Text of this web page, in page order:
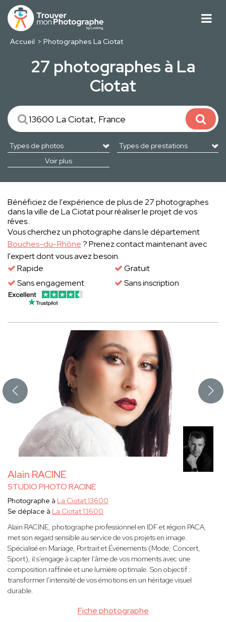
Accueil Photographes La Ciotat
27 photographes à La
Ciotat
Voir plus
Bénéficiez de l'expérience de plus de 27 photographes
dans la ville de La Ciotat pour réaliser le projet de vos
rêves..
Vous cherchez un photographe dans le département
Bouches-du-Rhône? Prenez contact maintenant avec
l'expert dont vous avez besoin.
Rapide
Gratuit
Sans engagement
Sans inscription
Alain RACINE
STUDIO PHOTO RACINE
Fiche photographe
Photographe à La Ciotat 13600
Se déplace à La Ciotat 13600
Alain RACINE, photographe professionnel en IDF et région PACA,
met son regard sensible au service de vos projets en image.
Spécialisé en Mariage, Portrait et Événements (Mode, Concert,
Sport), il s'engage à capter l'âme de vos moments avec une
composition raffinée et une lumière optimale. Son objectif :
transformer l'intensité de vos émotions en un héritage visuel
durable.